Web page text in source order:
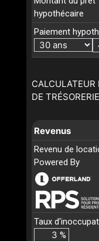
hypothécaire
Paiement
CALCULATEUR
DE TRÉSORERIE
Revenus
Revenu de
Powered By
Taux
%